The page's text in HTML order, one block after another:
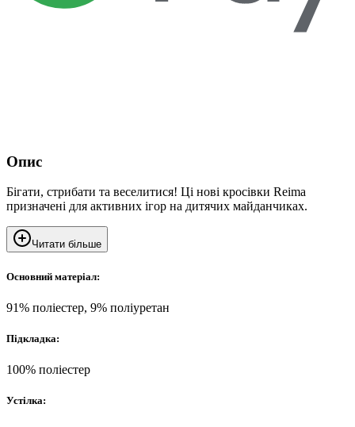
Опис
Бігати, стрибати та веселитися! Ці нові кросівки Reima
призначені для активних ігор на дитячих майданчиках.
Читати більше
Основний матеріал:
91% поліестер, 9% поліуретан
Підкладка:
100% поліестер
Устілка: